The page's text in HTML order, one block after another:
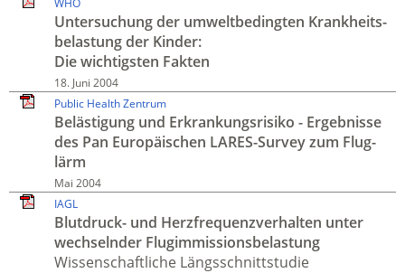
WHO
Unter­suchung der umwelt­bedingten Krankheits­
belastung der Kinder:
Die wichtigsten Fakten
18. Juni 2004
Public Health Zentrum
Belästigung und Erkrankungs­risiko - Ergeb­nisse
des Pan Europä­ischen LARES-Survey zum Flug­
lärm
Mai 2004
IAGL
Blutdruck- und Herz­frequenz­verhalten unter
wechselnder Flug­immissions­belastung
Wissen­schaftliche Längs­schnitt­studie